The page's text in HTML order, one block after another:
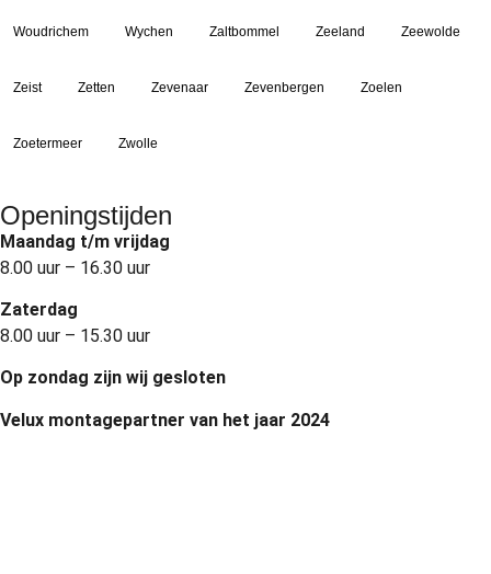
Woudrichem Wychen Zaltbommel Zeeland Zeewolde
Zeist Zetten Zevenaar Zevenbergen Zoelen
Zoetermeer Zwolle
Openingstijden
Maandag t/m vrijdag
8.00 uur – 16.30 uur
Zaterdag
8.00 uur – 15.30 uur
Op zondag zijn wij gesloten
Velux montagepartner van het jaar 2024